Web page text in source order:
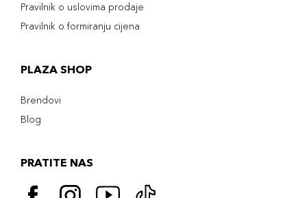
Pravilnik o uslovima prodaje
Pravilnik o formiranju cijena
PLAZA SHOP
Brendovi
Blog
PRATITE NAS